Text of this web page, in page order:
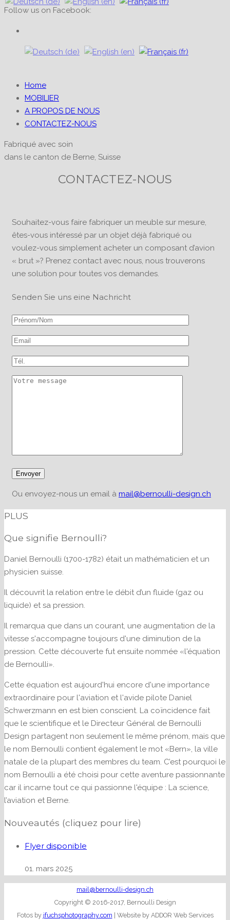
Follow us on Facebook:
Home
MOBILIER
A PROPOS DE NOUS
CONTACTEZ-NOUS
Fabriqué avec soin
dans le canton de Berne, Suisse
CONTACTEZ-NOUS
Souhaitez-vous faire fabriquer un meuble sur mesure,
êtes-vous intéressé par un objet déjà fabriqué ou
voulez-vous simplement acheter un composant d’avion
« brut »? Prenez contact avec nous, nous trouverons
une solution pour toutes vos demandes.
Senden Sie uns eine Nachricht
Ou envoyez-nous un email à mail@bernoulli-design.ch
PLUS
Que signifie Bernoulli?
Daniel Bernoulli (1700-1782) était un mathématicien et un
physicien suisse.
Il découvrit la relation entre le débit d’un fluide (gaz ou
liquide) et sa pression.
Il remarqua que dans un courant, une augmentation de la
vitesse s'accompagne toujours d'une diminution de la
pression. Cette découverte fut ensuite nommée «l'équation
de Bernoulli».
Cette équation est aujourd'hui encore d'une importance
extraordinaire pour l'aviation et l'avide pilote Daniel
Schwerzmann en est bien conscient. La coïncidence fait
que le scientifique et le Directeur Général de Bernoulli
Design partagent non seulement le même prénom, mais que
le nom Bernoulli contient également le mot «Bern», la ville
natale de la plupart des membres du team. C’est pourquoi le
nom Bernoulli a été choisi pour cette aventure passionnante
car il incarne tout ce qui passionne l'équipe : La science,
l’aviation et Berne.
Nouveautés (cliquez pour lire)
Flyer disponible
01. mars 2025
mail@bernoulli-design.ch
Copyright © 2016-2017, Bernoulli Design
Fotos by jfuchsphotography.com | Website by ADDOR Web Services